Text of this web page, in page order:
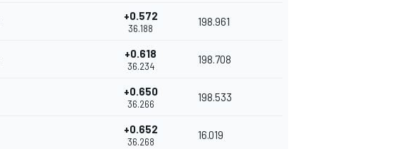
+0.572
36.188
198.961
+0.618
36.234
198.708
+0.650
36.266
198.533
+0.652
36.268
16.019